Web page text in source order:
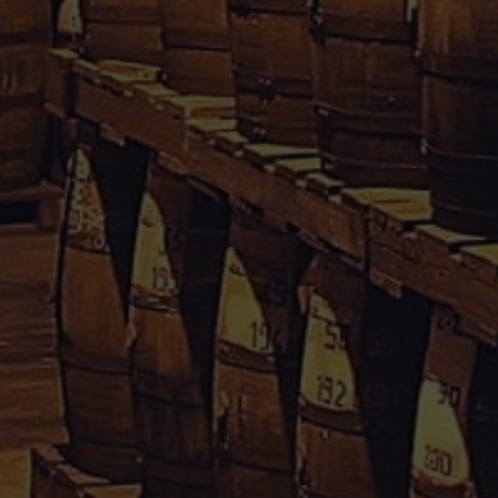
Rhum Caraïbes – Vente en ligne de rhum agricole de
Guadeloupe & Martinique.
Votre avis nous interesse, cliquez
içi
Informations
Conditions Générales de Vente
Mentions Légales
Paiement sécurisé
Politique de confidentialité